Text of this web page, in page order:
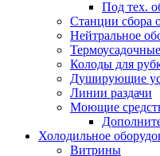
Под тех.
Cтанции сбора
Нейтральное
Колоды для
Душирующие
Линии раздачи
Моющие
Холодильное
Витрины